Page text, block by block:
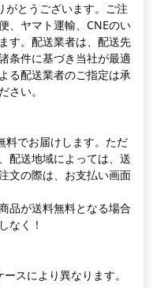
がとうございます。ご注
、ヤマト運輸、CNEのい
す。配送業者は、配送先
条件に基づき当社が最適
る配送業者のご指定は承
さい。
料でお届けします。ただ
配送地域によっては、送
文の際は、お支払い画面
品が送料無料となる場合
なく！
スにより異なります。